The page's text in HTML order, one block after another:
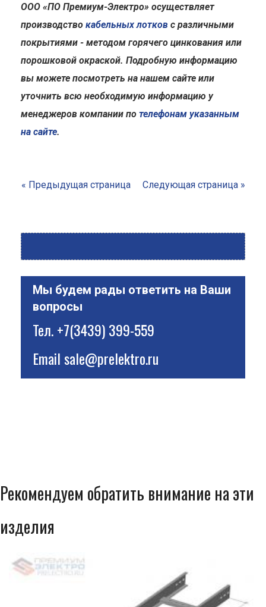
ООО «ПО Премиум-Электро» осуществляет
производство кабельных лотков с различными
покрытиями - методом горячего цинкования или
порошковой окраской. Подробную информацию
вы можете посмотреть на нашем сайте или
уточнить всю необходимую информацию у
менеджеров компании по телефонам указанным
на сайте.
« Предыдущая страница Следующая страница »
Мы будем рады ответить на Ваши
вопросы
Тел.+7(3439) 399-559
Emailsale@prelektro.ru
Рекомендуем обратить внимание на эти
изделия